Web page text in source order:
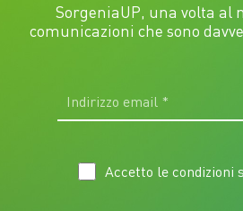
SorgeniaUP, una volta al
comunicazioni che sono
Accetto le condizioni